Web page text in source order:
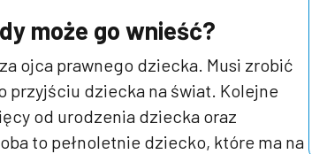
może go wnieść?
ojca prawnego dziecka. Musi zrobić
przyjściu dziecka na świat. Kolejne
od urodzenia dziecka oraz
to pełnoletnie dziecko, które ma na